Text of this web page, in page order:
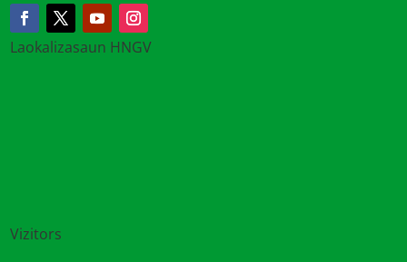
Laokalizasaun HNGV
Vizitors